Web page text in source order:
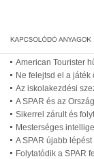
American Tourister
Ne felejtsd el a játék
Az iskolakezdési
A SPAR és az
Sikerrel zárult és
Mesterséges
A SPAR újabb
Folytatódik a SPAR